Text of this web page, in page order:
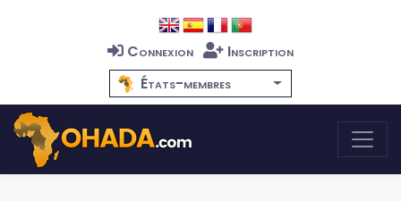
Connexion
Inscription
États-membres